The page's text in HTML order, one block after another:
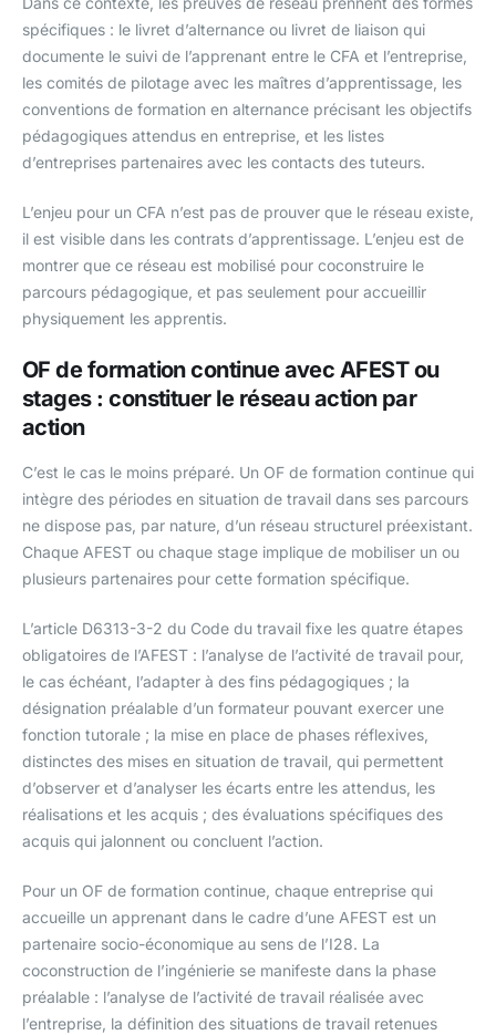
spécifiques : le livret d’alternance ou livret de liaison qui
documente le suivi de l’apprenant entre le CFA et l’entreprise,
les comités de pilotage avec les maîtres d’apprentissage, les
conventions de formation en alternance précisant les objectifs
pédagogiques attendus en entreprise, et les listes
d’entreprises partenaires avec les contacts des tuteurs.
L’enjeu pour un CFA n’est pas de prouver que le réseau existe,
il est visible dans les contrats d’apprentissage. L’enjeu est de
montrer que ce réseau est mobilisé pour coconstruire le
parcours pédagogique, et pas seulement pour accueillir
physiquement les apprentis.
OF de formation continue avec AFEST ou
stages : constituer le réseau action par
action
C’est le cas le moins préparé. Un OF de formation continue qui
intègre des périodes en situation de travail dans ses parcours
ne dispose pas, par nature, d’un réseau structurel préexistant.
Chaque AFEST ou chaque stage implique de mobiliser un ou
plusieurs partenaires pour cette formation spécifique.
L’article D6313-3-2 du Code du travail fixe les quatre étapes
obligatoires de l’AFEST : l’analyse de l’activité de travail pour,
le cas échéant, l’adapter à des fins pédagogiques ; la
désignation préalable d’un formateur pouvant exercer une
fonction tutorale ; la mise en place de phases réflexives,
distinctes des mises en situation de travail, qui permettent
d’observer et d’analyser les écarts entre les attendus, les
réalisations et les acquis ; des évaluations spécifiques des
acquis qui jalonnent ou concluent l’action.
Pour un OF de formation continue, chaque entreprise qui
accueille un apprenant dans le cadre d’une AFEST est un
partenaire socio-économique au sens de l’I28. La
coconstruction de l’ingénierie se manifeste dans la phase
préalable : l’analyse de l’activité de travail réalisée avec
l’entreprise, la définition des situations de travail retenues